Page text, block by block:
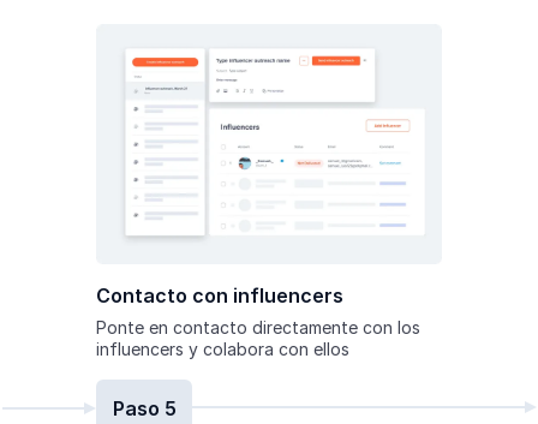
Contacto con influencers
Ponte en contacto directamente con los
influencers y colabora con ellos
Paso 5